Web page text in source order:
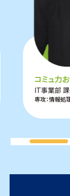
コミュ力
IT事業部
専攻：情報処